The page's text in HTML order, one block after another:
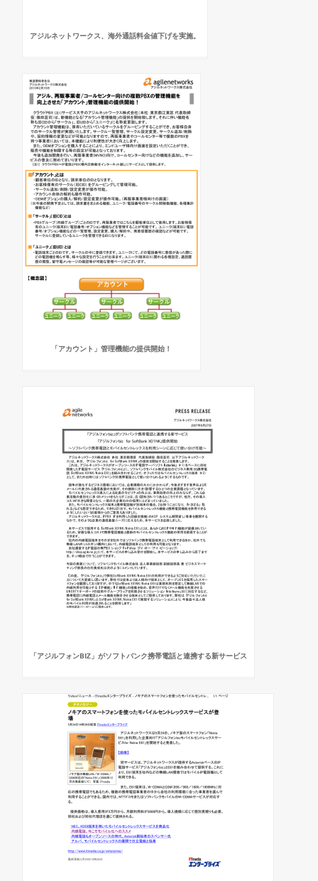
アジルネットワークス、海外通話料金値下げを実施。
「アカウント」管理機能の提供開始！
「アジルフォンBIZ」がソフトバンク携帯電話と連携する新サービス